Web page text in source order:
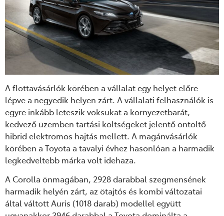
A flottavásárlók körében a vállalat egy helyet előre
lépve a negyedik helyen zárt. A vállalati felhasználók is
egyre inkább leteszik voksukat a környezetbarát,
kedvező üzemben tartási költségeket jelentő öntöltő
hibrid elektromos hajtás mellett. A magánvásárlók
körében a Toyota a tavalyi évhez hasonlóan a harmadik
legkedveltebb márka volt idehaza.
A Corolla önmagában, 2928 darabbal szegmensének
harmadik helyén zárt, az ötajtós és kombi változatai
által váltott Auris (1018 darab) modellel együtt